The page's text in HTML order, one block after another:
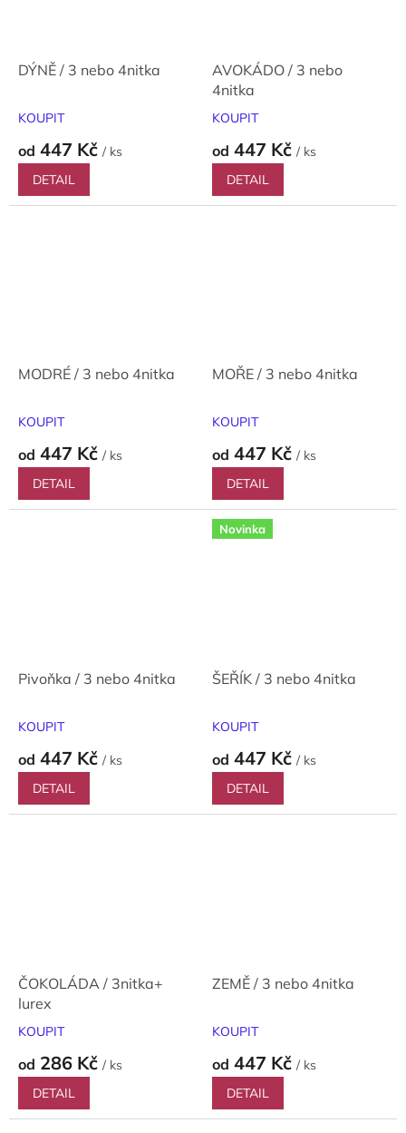
DÝNĚ / 3 nebo 4nitka
KOUPIT
od 447 Kč / ks
DETAIL
AVOKÁDO / 3 nebo
4nitka
KOUPIT
od 447 Kč / ks
DETAIL
MODRÉ / 3 nebo 4nitka
KOUPIT
od 447 Kč / ks
DETAIL
MOŘE / 3 nebo 4nitka
KOUPIT
od 447 Kč / ks
DETAIL
Pivoňka / 3 nebo 4nitka
KOUPIT
od 447 Kč / ks
DETAIL
Novinka
ŠEŘÍK / 3 nebo 4nitka
KOUPIT
od 447 Kč / ks
DETAIL
ČOKOLÁDA / 3nitka+
lurex
KOUPIT
od 286 Kč / ks
DETAIL
ZEMĚ / 3 nebo 4nitka
KOUPIT
od 447 Kč / ks
DETAIL